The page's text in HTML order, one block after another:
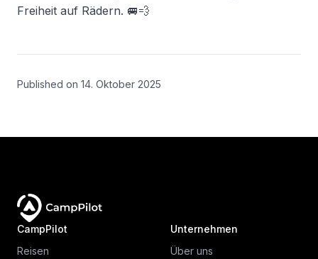
Freiheit auf Rädern. 🚐💨
Published on 14. Oktober 2025
CampPilot
Reisen
Unternehmen
Über uns